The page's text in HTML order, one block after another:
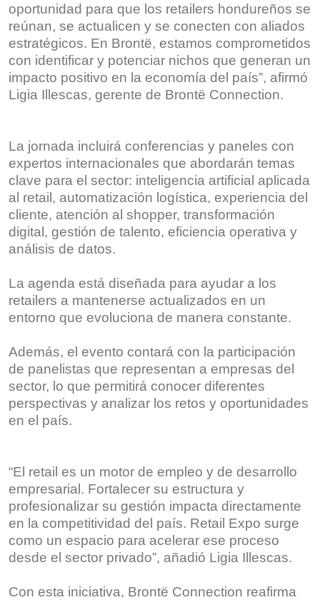
oportunidad para que los retailers hondureños se
reúnan, se actualicen y se conecten con aliados
estratégicos. En Brontë, estamos comprometidos
con identificar y potenciar nichos que generan un
impacto positivo en la economía del país”, afirmó
Ligia Illescas, gerente de Brontë Connection.
La jornada incluirá conferencias y paneles con
expertos internacionales que abordarán temas
clave para el sector: inteligencia artificial aplicada
al retail, automatización logística, experiencia del
cliente, atención al shopper, transformación
digital, gestión de talento, eficiencia operativa y
análisis de datos.
La agenda está diseñada para ayudar a los
retailers a mantenerse actualizados en un
entorno que evoluciona de manera constante.
Además, el evento contará con la participación
de panelistas que representan a empresas del
sector, lo que permitirá conocer diferentes
perspectivas y analizar los retos y oportunidades
en el país.
“El retail es un motor de empleo y de desarrollo
empresarial. Fortalecer su estructura y
profesionalizar su gestión impacta directamente
en la competitividad del país. Retail Expo surge
como un espacio para acelerar ese proceso
desde el sector privado”, añadió Ligia Illescas.
Con esta iniciativa, Brontë Connection reafirma